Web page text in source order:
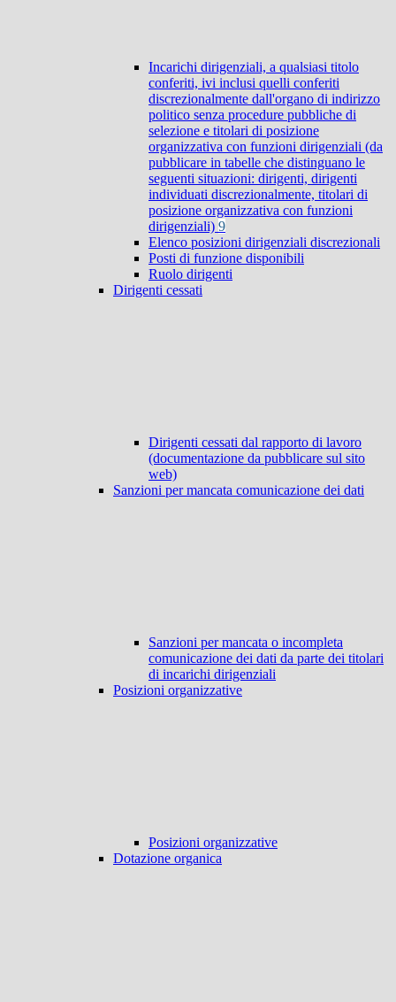
Incarichi dirigenziali, a qualsiasi titolo
conferiti, ivi inclusi quelli conferiti
discrezionalmente dall'organo di indirizzo
politico senza procedure pubbliche di
selezione e titolari di posizione
organizzativa con funzioni dirigenziali (da
pubblicare in tabelle che distinguano le
seguenti situazioni: dirigenti, dirigenti
individuati discrezionalmente, titolari di
posizione organizzativa con funzioni
dirigenziali) 9
Elenco posizioni dirigenziali discrezionali
Posti di funzione disponibili
Ruolo dirigenti
Dirigenti cessati
Dirigenti cessati dal rapporto di lavoro
(documentazione da pubblicare sul sito
web)
Sanzioni per mancata comunicazione dei dati
Sanzioni per mancata o incompleta
comunicazione dei dati da parte dei titolari
di incarichi dirigenziali
Posizioni organizzative
Posizioni organizzative
Dotazione organica